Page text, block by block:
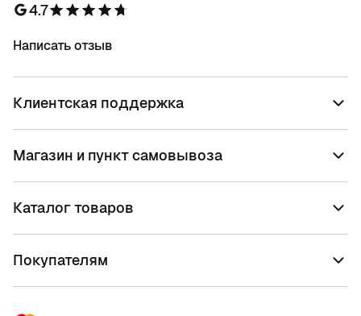
4.7
Написать отзыв
Клиентская поддержка
Магазин и пункт самовывоза
Каталог товаров
Покупателям